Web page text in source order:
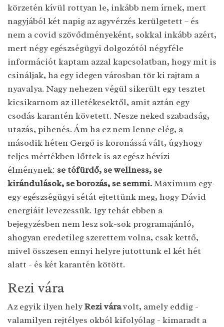
körzetén kívül rottyan le, inkább nem írnek, mert
nagyjából két napig az agyvérzés kerülgetett – és
nem a covid szövődményeként, sokkal inkább azért,
mert négy egészségügyi dolgozótól négyféle
információt kaptam azzal kapcsolatban, hogy mit is
csináljak, ha egy idegen városban tör ki rajtam a
nyavalya. Nagy nehezen végül sikerült egy tesztet
kicsikarnom az illetékesektől, amit aztán egy
csodás karantén követett. Nesze neked szabadság,
utazás, pihenés. Ám ha ez nem lenne elég, a
második héten Gergő is koronássá vált, úgyhogy
teljes mértékben lőttek is az egész hévízi
élménynek: se tófürdő, se wellness, se
kirándulások, se borozás, se semmi.Maximum egy-
egy egészségügyi sétát ejtettünk meg, hogy Dávid
energiáit levezessük. Igy tehát ebben a
bejegyzésben nem lesz sok-sok programajánló,
ahogyan eredetileg szerettem volna, csak kettő,
mivel összesen ennyi helyre jutottunk el két hét
alatt - és két karantén kötött.
Rezi vára
Az egyik ilyen helyRezi váravolt, amely eddig -
valamilyen rejtélyes okból kifolyólag - kimaradt a